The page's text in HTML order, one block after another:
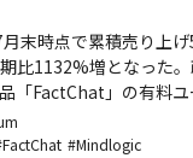
末時点で累積売り上げ
比1132%増となった
「FactChat」の有料ユ
#Mindlogic